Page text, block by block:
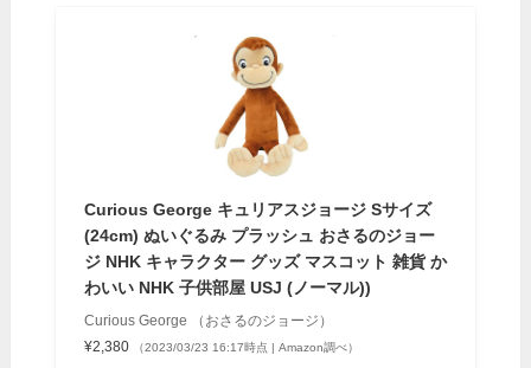
Curious George キュリアスジョージ Sサイズ
(24cm) ぬいぐるみ プラッシュ おさるのジョー
ジ NHK キャラクター グッズ マスコット 雑貨 か
わいい NHK 子供部屋 USJ (ノーマル))
Curious George （おさるのジョージ）
¥2,380
（2023/03/23 16:17時点 | Amazon調べ）